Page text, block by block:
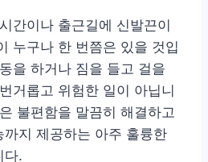
간이나 출근길에 신발끈이
누구나 한 번쯤은 있을 것입
을 하거나 짐을 들고 걸을
거롭고 위험한 일이 아닙니
불편함을 말끔히 해결하고
지 제공하는 아주 훌륭한
다.